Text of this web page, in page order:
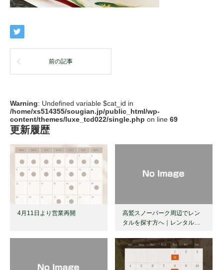
前の記事
Warning: Undefined variable $cat_id in
/home/xs514355/sougian.jp/public_html/wp-
content/themes/luxe_tcd022/single.php on line 69
更新履歴
4月11日より営業再開
高鷲スノーパーク周辺でレン
タルを探す方へ｜レンタル…